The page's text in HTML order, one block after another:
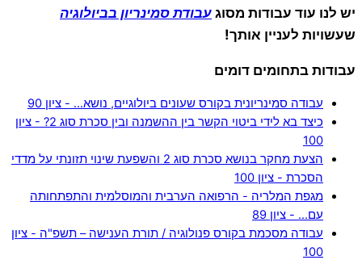
יש לנו עוד עבודות מסוגעבודת סמינריון בביולוגיה
שעשויות לעניין אותך!
עבודות בתחומים דומים
עבודה סמינריונית בקורס שעונים ביולוגיים, נושא… - ציון 90
כיצד בא לידי ביטוי הקשר בין ההשמנה ובין סכרת סוג 2? - ציון
100
הצעת מחקר בנושא סכרת סוג 2 והשפעת שינוי תזונתי על מדדי
הסכרת - ציון 100
מגפת המלריה - הרפואה הערבית והמוסלמית והתפתחותה
עם… - ציון 89
עבודה מסכמת בקורס פנולוגיה / תורת הענישה – תשפ"ה - ציון
100